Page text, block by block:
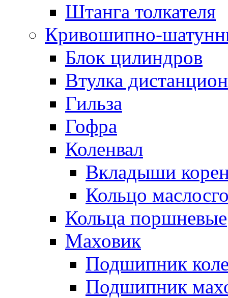
Штанга толкателя
Кривошипно-
Блок цилиндров
Втулка
Гильза
Гофра
Коленвал
Вкладыши
Кольцо
Кольца поршневые
Маховик
Подшипник
Подшипник